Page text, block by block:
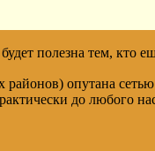
полезна тем, кто
опутана
до любого